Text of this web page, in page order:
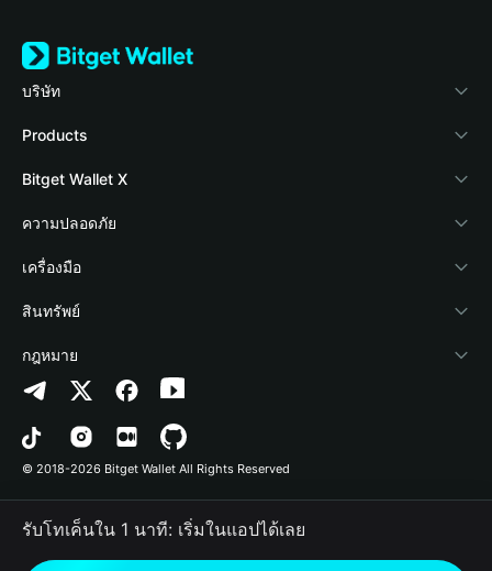
บริษัท
เกี่ยวกับ Bitget Wallet
Blog
Academy
ข่าวสารด้านคริปโต
ศูนย์ช่วยเหลือ
ติดต่อเรา
ทรัพยากรข้อมูลของแบรนด์
อาชีพ
Products
Crypto Card
Stablecoin Earn
Payfi Crypto
Crypto Swap API
Altcoin Season Index
Prediction Markets
DApp
RWA
Bitget Wallet X
นักพัฒนา
เชื่อมต่อ Wallet
Bitget Wallet Pay
ลิสต์โปรเจกต์
ความปลอดภัย
Protection Fund
เทคโนโลยีความปลอดภัย
เครื่องมือ
ซื้อคริปโต
การตรวจจับการอนุญาต
การตรวจจับสัญญา
การโอนเป็นชุด
สินทรัพย์
Arbitrum
Avalanche
Bitcoin
Polygon
กฎหมาย
นโยบายความเป็นส่วนตัว
ข้อตกลงในการใช้บริการ
© 2018-2026 Bitget Wallet All Rights Reserved
รับโทเค็นใน 1 นาที: เริ่มในแอปได้เลย